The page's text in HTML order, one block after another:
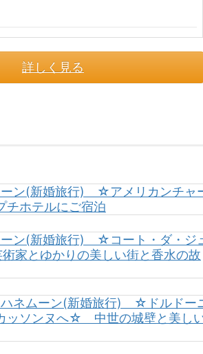
詳しく見る
ーン(新婚旅行) ☆アメリカンチャ
チホテルにご宿泊
ーン(新婚旅行) ☆コート・ダ・ジ
家とゆかりの美しい街と香水の故
ハネムーン(新婚旅行) ☆ドルドー
ッソンヌへ☆ 中世の城壁と美し